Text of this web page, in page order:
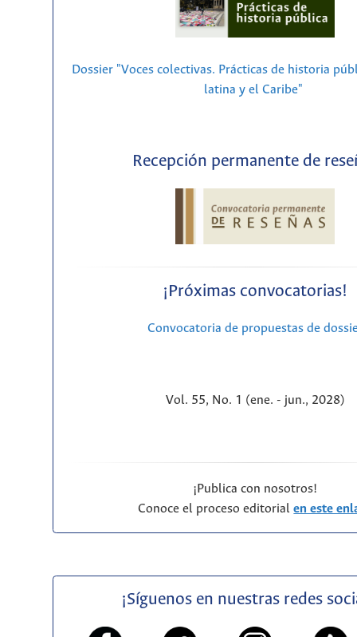
Dossier "Voces colectivas. Prácticas de historia
latina y el Caribe"
Recepción permanente de
¡Próximas convocatorias!
Convocatoria de propuestas de
Vol. 55, No. 1 (ene. - jun., 2028)
¡Publica con nosotros!
Conoce el proceso editorialen este
¡Síguenos en nuestras redes